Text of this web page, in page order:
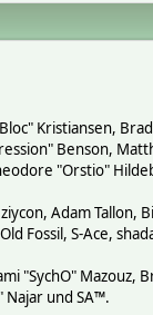
Kristiansen,
Benson,
"Orstio"
Adam Tallon,
Fossil, S-Ace,
Mazouz,
Najar und SA™.